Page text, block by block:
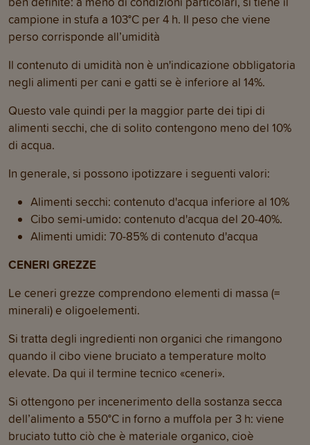
campione in stufa a 103°C per 4 h. Il peso che viene
perso corrisponde all’umidità
Il contenuto di umidità non è un'indicazione obbligatoria
negli alimenti per cani e gatti se è inferiore al 14%.
Questo vale quindi per la maggior parte dei tipi di
alimenti secchi, che di solito contengono meno del 10%
di acqua.
In generale, si possono ipotizzare i seguenti valori:
Alimenti secchi: contenuto d'acqua inferiore al 10%
Cibo semi-umido: contenuto d'acqua del 20-40%.
Alimenti umidi: 70-85% di contenuto d'acqua
CENERI GREZZE
Le ceneri grezze comprendono elementi di massa (=
minerali) e oligoelementi.
Si tratta degli ingredienti non organici che rimangono
quando il cibo viene bruciato a temperature molto
elevate. Da qui il termine tecnico «ceneri».
Si ottengono per incenerimento della sostanza secca
dell’alimento a 550°C in forno a muffola per 3 h: viene
bruciato tutto ciò che è materiale organico, cioè